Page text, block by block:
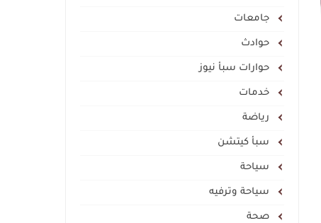
جامعات
حوادث
حوارات سبأ نيوز
خدمات
رياضة
سبأ كيتشن
سياحة
سياحة وترفيه
صحة